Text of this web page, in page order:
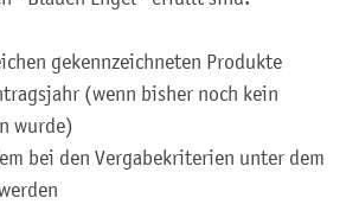
gekennzeichneten Produkte
(wenn bisher noch kein
wurde)
bei den Vergabekriterien unter dem